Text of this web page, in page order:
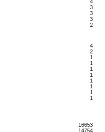
4
3
3
3
2
4
2
1
1
1
1
1
1
1
1
16653
14754